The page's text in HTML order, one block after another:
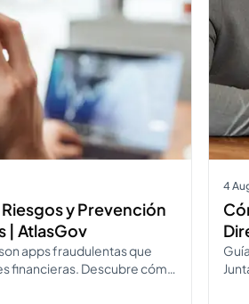
y Prevención
| AtlasGov
apps fraudulentas que
financieras. Descubre cómo
4